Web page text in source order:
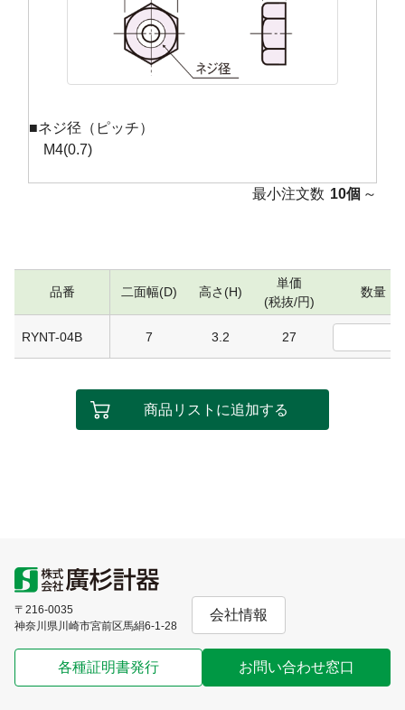
■ネジ径（ピッチ）
M4(0.7)
最小注文数 10個 ～
品番 二面幅(D) 高さ(H)
単価
(税抜/円)
数量
RYNT-04B 7 3.2 27
商品リストに追加する
〒216-0035
神奈川県川崎市宮前区馬絹6-1-28
会社情報
各種証明書発行 お問い合わせ窓口